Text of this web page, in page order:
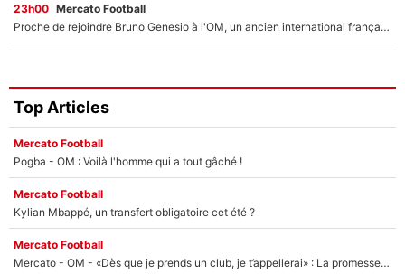
23h00 Mercato Football
Proche de rejoindre Bruno Genesio à l'OM, un ancien international français va finalement débarquer... sur RMC !
Top Articles
Mercato Football
Pogba - OM : Voilà l'homme qui a tout gâché !
Mercato Football
Kylian Mbappé, un transfert obligatoire cet été ?
Mercato Football
Mercato - OM - «Dès que je prends un club, je t’appellerai» : La promesse de Marcelino au moment de claquer la porte